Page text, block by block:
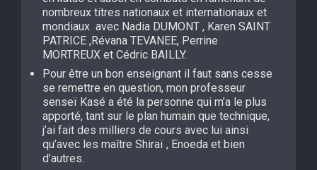
nombreux titres nationaux et internationaux et
mondiaux avec Nadia DUMONT , Karen SAINT
PATRICE ,Révana TEVANEE, Perrine
MORTREUX et Cédric BAILLY.
Pour être un bon enseignant il faut sans cesse
se remettre en question, mon professeur
senseï Kasé a été la personne qui m’a le plus
apporté, tant sur le plan humain que technique,
j’ai fait des milliers de cours avec lui ainsi
qu’avec les maître Shiraï , Enoeda et bien
d’autres.